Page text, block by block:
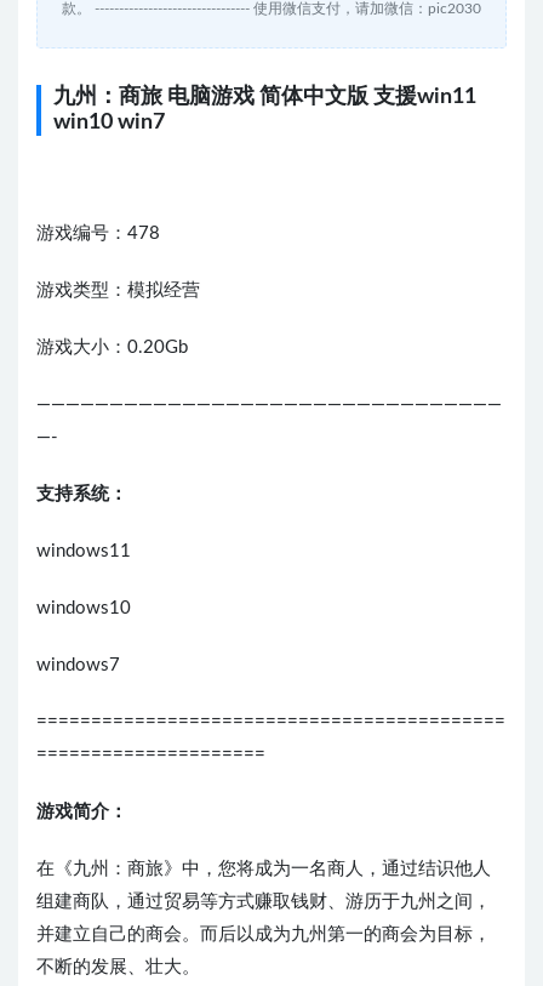
款。 -------------------------------- 使用微信支付，请加微信：pic2030
九州：商旅 电脑游戏 简体中文版 支援win11
win10 win7
游戏编号：478
游戏类型：模拟经营
游戏大小：0.20Gb
————————————————————————————————
—-
支持系统：
windows11
windows10
windows7
===========================================
=====================
游戏简介：
在《九州：商旅》中，您将成为一名商人，通过结识他人
组建商队，通过贸易等方式赚取钱财、游历于九州之间，
并建立自己的商会。而后以成为九州第一的商会为目标，
不断的发展、壮大。